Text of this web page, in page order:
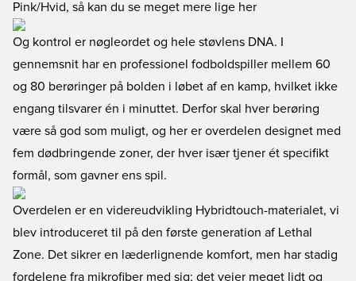
Pink/Hvid, så kan du se meget mere lige her
Og kontrol er nøgleordet og hele støvlens DNA. I
gennemsnit har en professionel fodboldspiller mellem 60
og 80 berøringer på bolden i løbet af en kamp, hvilket ikke
engang tilsvarer én i minuttet. Derfor skal hver berøring
være så god som muligt, og her er overdelen designet med
fem dødbringende zoner, der hver især tjener ét specifikt
formål, som gavner ens spil.
Overdelen er en videreudvikling Hybridtouch-materialet, vi
blev introduceret til på den første generation af Lethal
Zone. Det sikrer en læderlignende komfort, men har stadig
fordelene fra mikrofiber med sig; det vejer meget lidt og